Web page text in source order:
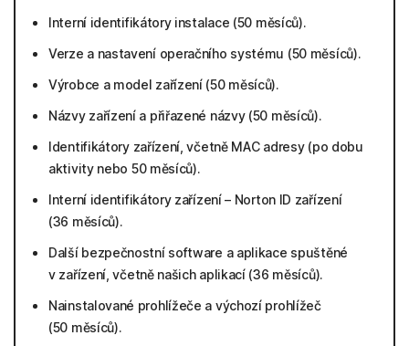
Interní identifikátory instalace (50 měsíců).
Verze a nastavení operačního systému (50 měsíců).
Výrobce a model zařízení (50 měsíců).
Názvy zařízení a přiřazené názvy (50 měsíců).
Identifikátory zařízení, včetně MAC adresy (po dobu
aktivity nebo 50 měsíců).
Interní identifikátory zařízení – Norton ID zařízení
(36 měsíců).
Další bezpečnostní software a aplikace spuštěné
v zařízení, včetně našich aplikací (36 měsíců).
Nainstalované prohlížeče a výchozí prohlížeč
(50 měsíců).